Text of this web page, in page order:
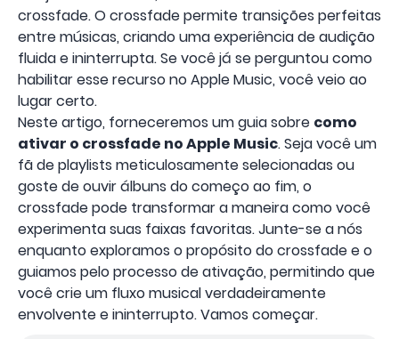
crossfade. O crossfade permite transições perfeitas
entre músicas, criando uma experiência de audição
fluida e ininterrupta. Se você já se perguntou como
habilitar esse recurso no Apple Music, você veio ao
lugar certo.
Neste artigo, forneceremos um guia sobre como
ativar o crossfade no Apple Music. Seja você um
fã de playlists meticulosamente selecionadas ou
goste de ouvir álbuns do começo ao fim, o
crossfade pode transformar a maneira como você
experimenta suas faixas favoritas. Junte-se a nós
enquanto exploramos o propósito do crossfade e o
guiamos pelo processo de ativação, permitindo que
você crie um fluxo musical verdadeiramente
envolvente e ininterrupto. Vamos começar.